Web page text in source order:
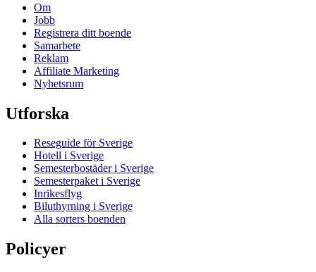
Om
Jobb
Registrera ditt boende
Samarbete
Reklam
Affiliate Marketing
Nyhetsrum
Utforska
Reseguide för Sverige
Hotell i Sverige
Semesterbostäder i Sverige
Semesterpaket i Sverige
Inrikesflyg
Biluthyrning i Sverige
Alla sorters boenden
Policyer